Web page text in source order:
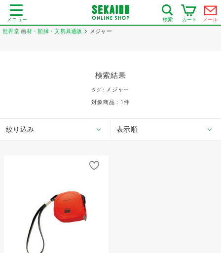
メニュー 検索 カート メール
世界堂 画材・額縁・文房具通販 メジャー
検索結果
タグ： メジャー
対象商品： 1 件
絞り込み 表示順